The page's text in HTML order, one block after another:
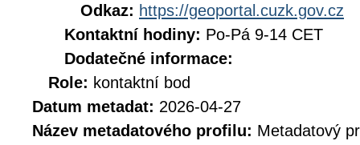
Odkaz: https://geoportal.cuzk.gov.cz
Kontaktní hodiny: Po-Pá 9-14 CET
Dodatečné informace:
Role: kontaktní bod
Datum metadat: 2026-04-27
Název metadatového profilu: Metadatový